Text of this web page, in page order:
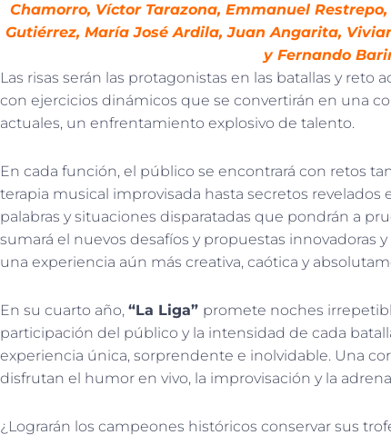
Chamorro, Víctor Tarazona, Emmanuel
Gutiérrez, María José Ardila, Juan Angarita,
y Fernando
Las risas serán las protagonistas en las batallas y reto
con ejercicios dinámicos que se convertirán en una
actuales, un enfrentamiento explosivo de talento.
En cada función, el público se encontrará con retos
terapia musical improvisada hasta secretos revelados
palabras y situaciones disparatadas que pondrán a
sumará el nuevos desafíos y propuestas innovadoras
una experiencia aún más creativa, caótica y
En su cuarto año, “La Liga” promete noches
participación del público y la intensidad de cada
experiencia única, sorprendente e inolvidable. Una
disfrutan el humor en vivo, la improvisación y la
¿Lograrán los campeones históricos conservar sus